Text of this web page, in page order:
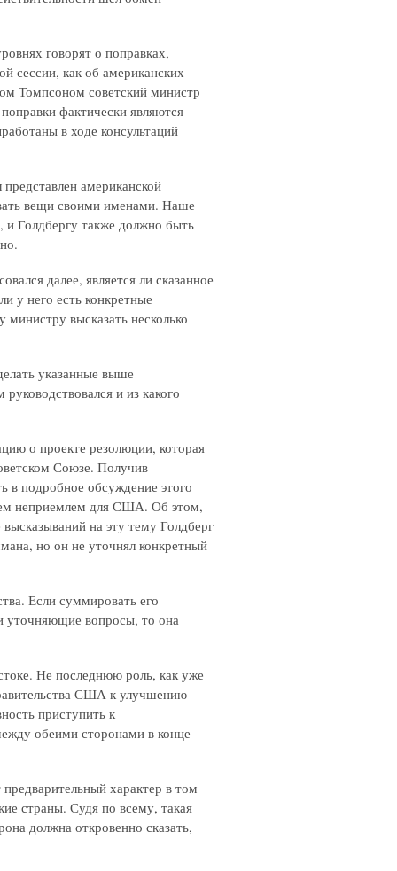
говорят о поправках,
сессии, как об американских
Томпсоном советский министр
фактически являются
в ходе консультаций
американской
вещи своими именами. Наше
Голдбергу также должно быть
далее, является ли сказанное
у него есть конкретные
высказать несколько
указанные выше
и из какого
о проекте резолюции, которая
Союзе. Получив
в подробное обсуждение этого
неприемлем для США. Об этом,
на эту тему Голдберг
но он не уточнял конкретный
Если суммировать его
уточняющие вопросы, то она
Не последнюю роль, как уже
США к улучшению
приступить к
обеими сторонами в конце
характер в том
страны. Судя по всему, такая
должна откровенно сказать,